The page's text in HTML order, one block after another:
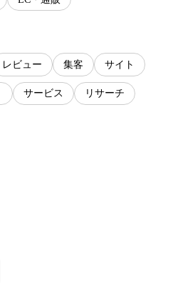
レビュー 集客 サイト
サービス リサーチ